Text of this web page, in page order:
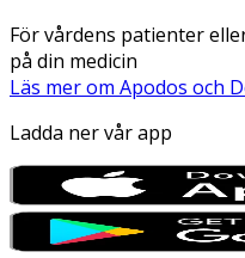
För vårdens patienter
på din medicin
Läs mer om Apodos och
Ladda ner vår app